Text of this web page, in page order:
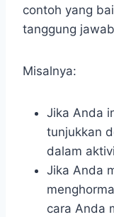
contoh yang
tanggung
Misalnya:
Jika Anda
tunjukkan
dalam
Jika Anda
cara Anda